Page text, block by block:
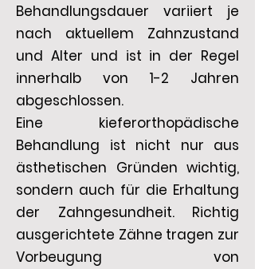
Behandlungsdauer variiert je
nach aktuellem Zahnzustand
und Alter und ist in der Regel
innerhalb von 1-2 Jahren
abgeschlossen.
Eine kieferorthopädische
Behandlung ist nicht nur aus
ästhetischen Gründen wichtig,
sondern auch für die Erhaltung
der Zahngesundheit. Richtig
ausgerichtete Zähne tragen zur
Vorbeugung von